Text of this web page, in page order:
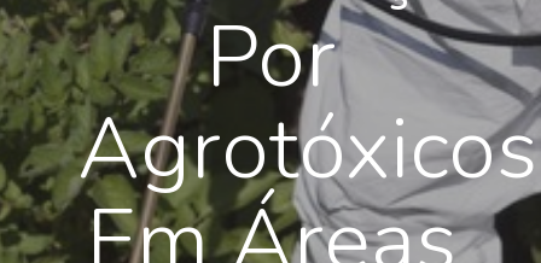
Por
Agrotóxicos